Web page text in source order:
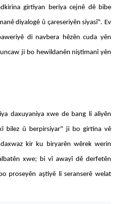
girtiyan beriya cejnê dê bibe
diyalogê û çareseriyên siyasî". Ev
di navbera hêzên cuda yên
ji bo hewildanên niştimanî yên
daxuyaniya xwe de bang li aliyên
bilez û berpirsiyar" ji bo girtina vê
kir ku biryarên wêrek werin
xwe; bi vî awayî dê derfetên
proseyên aştiyê li seranserê welat